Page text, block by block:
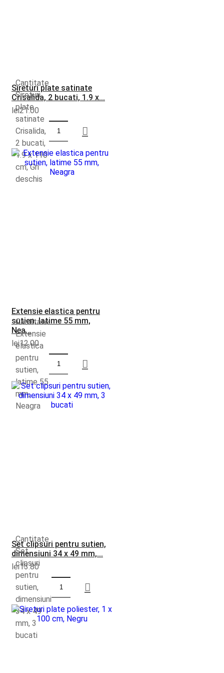
Sireturi plate satinate
Crisalida, 2 bucati, 1.9 x...
lei21.00
Cantitate
Sireturi
plate
satinate
Crisalida,
2 bucati,
1.9 x 110
cm, Gri
deschis
Extensie elastica pentru
sutien, latime 55 mm,
Nea...
lei12.00
Cantitate
Extensie
elastica
pentru
sutien,
latime 55
mm,
Neagra
Set clipsuri pentru sutien,
dimensiuni 34 x 49 mm,...
lei13.80
Cantitate
Set
clipsuri
pentru
sutien,
dimensiuni
34 x 49
mm, 3
bucati